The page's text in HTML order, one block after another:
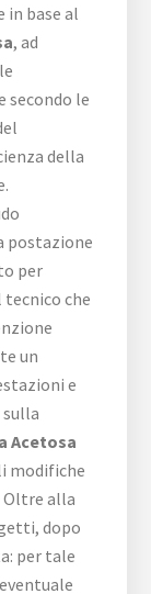
base al
, ad
secondo le
della
postazione
per
tecnico che
un
e
Acetosa
modifiche
alla
dopo
per tale